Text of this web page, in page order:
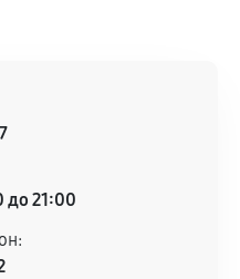
до 21:00